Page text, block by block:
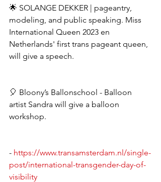
🌟 SOLANGE DEKKER | pageantry,
modeling, and public speaking. Miss
International Queen 2023 en
Netherlands' first trans pageant queen,
will give a speech.
🎈 Bloony’s Ballonschool - Balloon
artist Sandra will give a balloon
workshop.
- https://www.transamsterdam.nl/single-
post/international-transgender-day-of-
visibility